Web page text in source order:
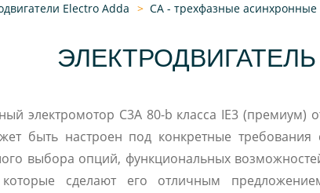
Electro Adda CA - трехфазные асинхронные
ЭЛЕКТРОДВИГАТЕЛЬ
электромотор C3A 80-b класса IE3 (премиум)
быть настроен под конкретные требования
выбора опций, функциональных
которые сделают его отличным